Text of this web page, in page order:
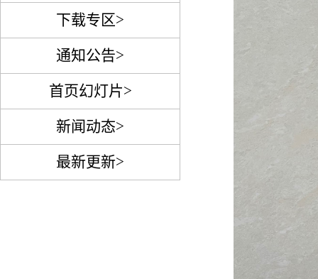
下载专区>
通知公告>
首页幻灯片>
新闻动态>
最新更新>